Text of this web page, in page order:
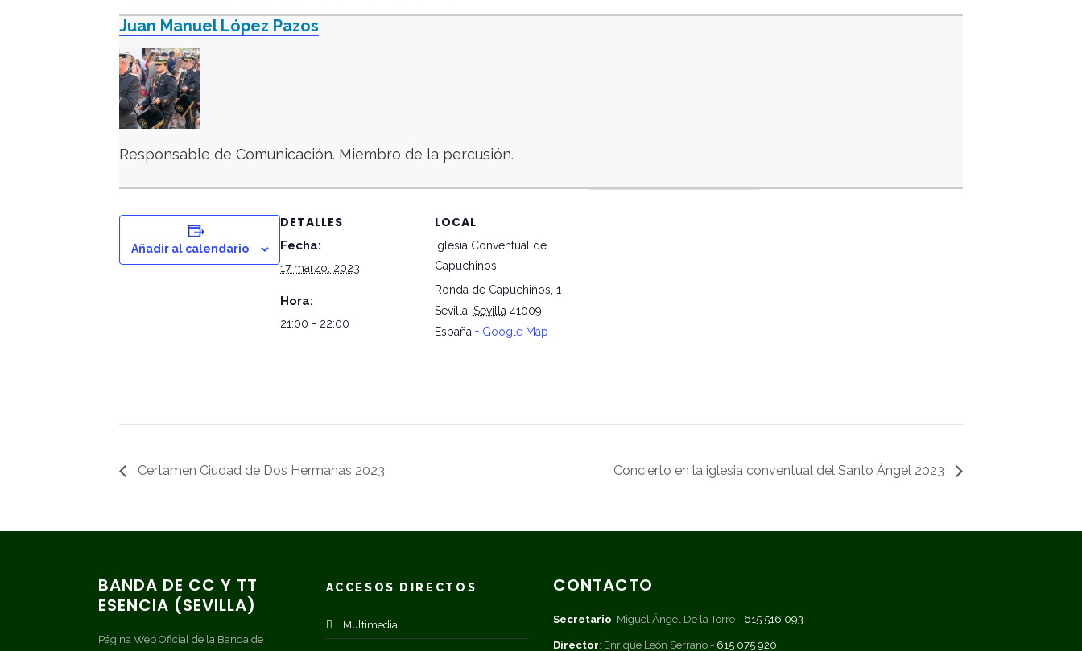
Juan Manuel López Pazos
Responsable de Comunicación. Miembro de la percusión.
Añadir al calendario
DETALLES
Fecha:
17 marzo, 2023
Hora:
21:00 - 22:00
LOCAL
Iglesia Conventual de
Capuchinos
Ronda de Capuchinos, 1
Sevilla Sevilla 41009
España + Google Map
Certamen Ciudad de Dos Hermanas 2023 Concierto en la iglesia conventual del Santo Ángel 2023
BANDA DE CC Y TT
ESENCIA (SEVILLA)
Página Web Oficial de la Banda de
ACCESOS DIRECTOS
Multimedia
CONTACTO
Secretario: Miguel Ángel De la Torre - 615 516 093
Director: Enrique León Serrano - 615 075 920